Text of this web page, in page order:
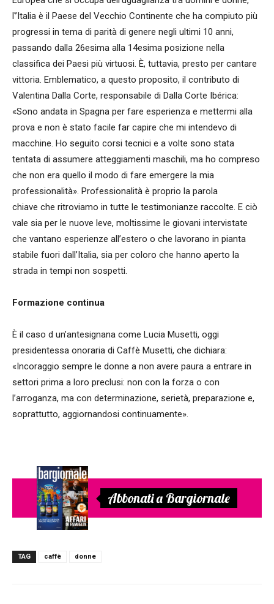
l'’Italia è il Paese del Vecchio Continente che ha compiuto più
progressi in tema di parità di genere negli ultimi 10 anni,
passando dalla 26esima alla 14esima posizione nella
classifica dei Paesi più virtuosi. È, tuttavia, presto per cantare
vittoria. Emblematico, a questo proposito, il contributo di
Valentina Dalla Corte, responsabile di Dalla Corte Ibérica:
«Sono andata in Spagna per fare esperienza e mettermi alla
prova e non è stato facile far capire che mi intendevo di
macchine. Ho seguito corsi tecnici e a volte sono stata
tentata di assumere atteggiamenti maschili, ma ho compreso
che non era quello il modo di fare emergere la mia
professionalità». Professionalità è proprio la parola
chiave che ritroviamo in tutte le testimonianze raccolte. E ciò
vale sia per le nuove leve, moltissime le giovani intervistate
che vantano esperienze all’estero o che lavorano in pianta
stabile fuori dall’Italia, sia per coloro che hanno aperto la
strada in tempi non sospetti.
Formazione continua
È il caso d un’antesignana come Lucia Musetti, oggi
presidentessa onoraria di Caffè Musetti, che dichiara:
«Incoraggio sempre le donne a non avere paura a entrare in
settori prima a loro preclusi: non con la forza o con
l’arroganza, ma con determinazione, serietà, preparazione e,
soprattutto, aggiornandosi continuamente».
Abbonati a Bargiornale
TAG caffè donne